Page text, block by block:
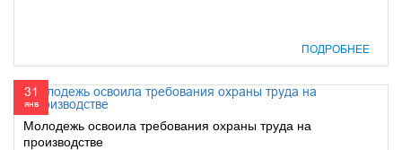
ПОДРОБНЕЕ
31
янв
Молодежь освоила требования охраны труда на
производстве